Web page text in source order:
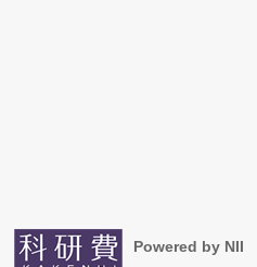
Powered by NII